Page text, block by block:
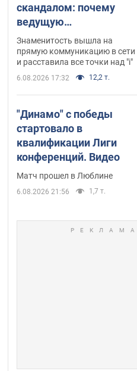
скандалом: почему
ведущую
несправедливо
захейтили
Знаменитость вышла на
прямую коммуникацию в сети
и расставила все точки над "i"
6.08.2026 17:32 12,2 т.
"Динамо" с победы
стартовало в
квалификации Лиги
конференций. Видео
Матч прошел в Люблине
6.08.2026 21:56 1,7 т.